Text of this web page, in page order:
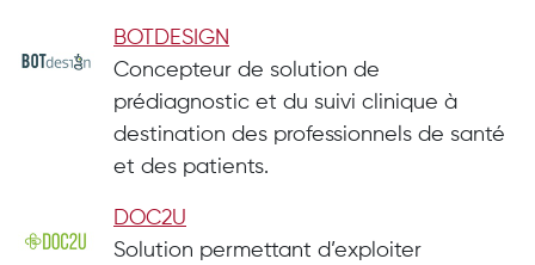
BOTDESIGN
Concepteur de solution de
prédiagnostic et du suivi clinique à
destination des professionnels de santé
et des patients.
DOC2U
Solution permettant d’exploiter